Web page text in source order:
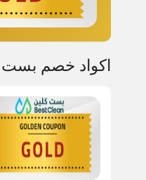
اكواد خصم بست